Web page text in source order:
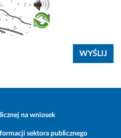
na wniosek
sektora publicznego